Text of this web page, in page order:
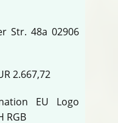
Str. 48a 02906
2.667,72